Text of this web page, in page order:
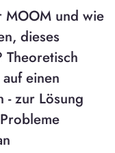
MOOM und wie
dieses
einen
- zur Lösung